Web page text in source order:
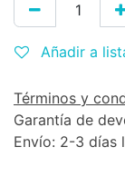
Añadir a
Términos y
Garantía de
Envío: 2-3 días